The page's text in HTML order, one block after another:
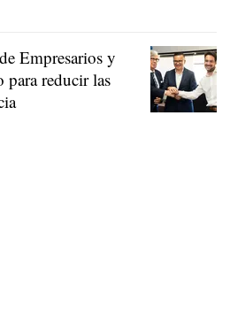
Empresarios y
reducir las